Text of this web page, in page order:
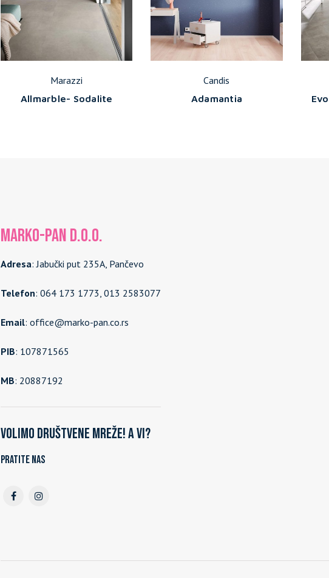
Marazzi
Allmarble- Sodalite
Candis
Adamantia
MARKO-PAN d.o.o.
Adresa: Jabučki put 235A, Pančevo
Telefon: 064 173 1773, 013 2583077
Email: office@marko-pan.co.rs
PIB: 107871565
MB: 20887192
Volimo društvene mreže! A vi?
Pratite nas